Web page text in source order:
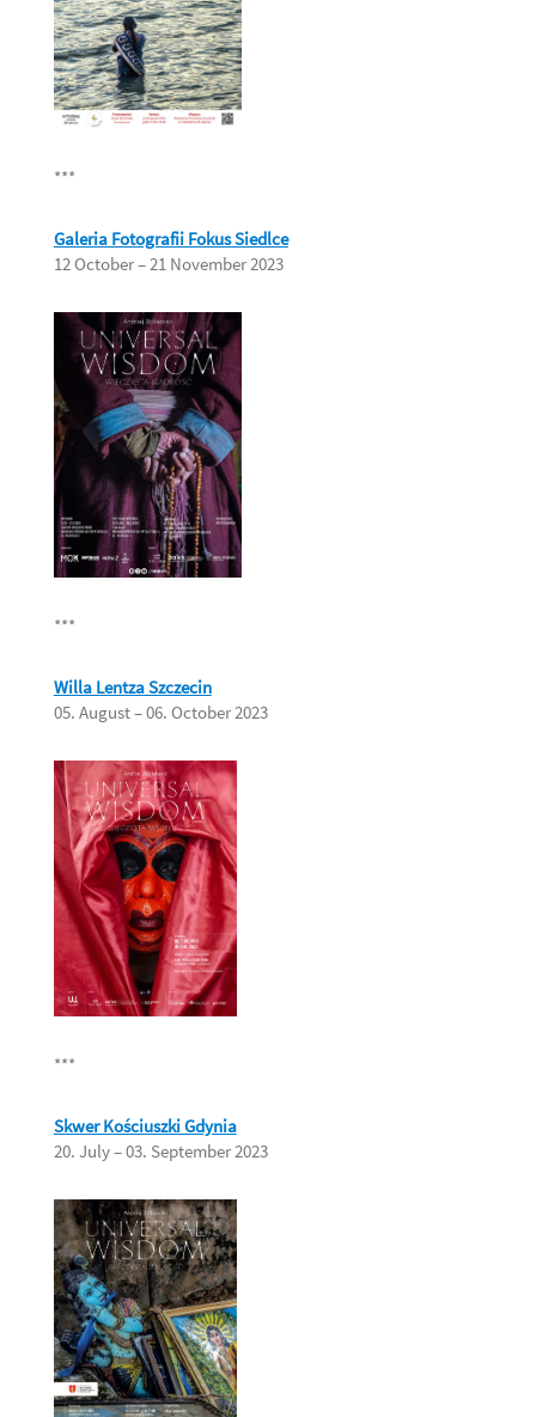
***
Galeria Fotografii Fokus Siedlce
12 October – 21 November 2023
***
Willa Lentza Szczecin
05. August – 06. October 2023
***
Skwer Kościuszki Gdynia
20. July – 03. September 2023